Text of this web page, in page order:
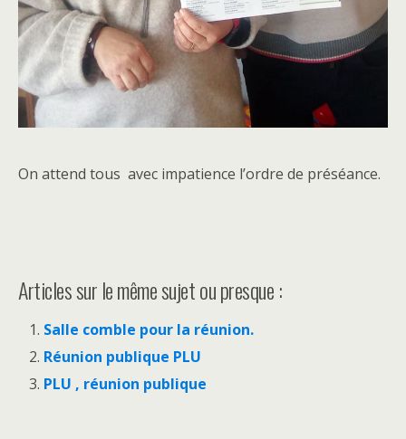
On attend tous avec impatience l’ordre de préséance.
Articles sur le même sujet ou presque :
Salle comble pour la réunion.
Réunion publique PLU
PLU , réunion publique